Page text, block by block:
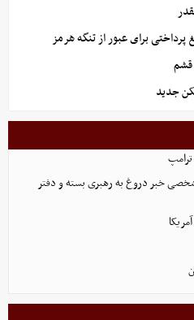
برای عبور از تنگه هرمز
قشم
خبر دروغ به رهبری بسته و دفتر